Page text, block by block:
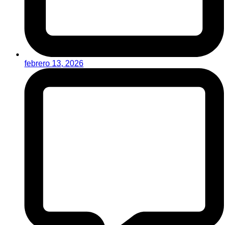
febrero 13, 2026